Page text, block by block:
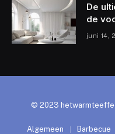
De
de
juni 14,
© 2023
Algemeen Barbecue